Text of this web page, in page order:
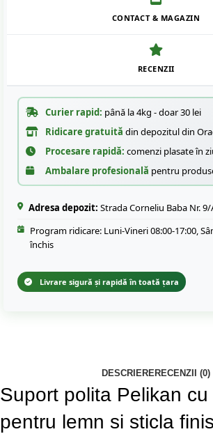
CONTACT & MAGAZIN
RECENZII
Curier rapid: până la 4kg - doar 30 lei
Ridicare gratuită din depozitul din
Procesare rapidă: comenzi plasate în
Ambalare profesională pentru
Adresa depozit: Strada Corneliu Baba Nr.
Program ridicare: Luni-Vineri 08:00-17:00,
închis
Livrare sigură și rapidă în toată țara
DESCRIERERECENZII (0)
Suport polita Pelikan cu
pentru lemn si sticla